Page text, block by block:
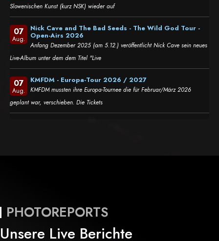
Slowenischen Kunst (kurz NSK) wieder auf
07
Aug.
Nick Cave and The Bad Seeds - The Wild God Tour -
Open-Airs 2026
Anfang Dezember 2025 (am 5.12.) veröffentlicht Nick Cave sein neues
Live-Album unter dem dem Titel "Live
07
Aug.
KMFDM - Europa-Tour 2026 / 2027
KMFDM mussten ihre Europa-Tournee die für Februar/März 2026
geplant war, verschieben. Die Tickets
PHOTOREPORTS
Unsere Live Berichte